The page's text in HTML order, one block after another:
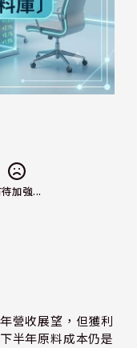
待加強...
營收展望，但獲利
半年原料成本仍是